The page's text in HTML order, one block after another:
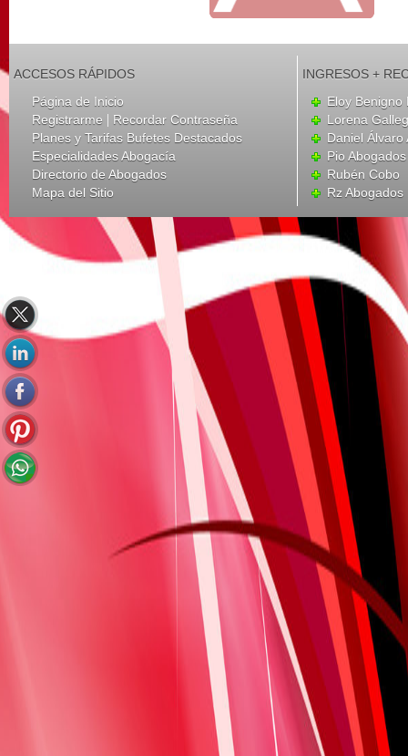
ACCESOS RÁPIDOS
Página de Inicio
Registrarme | Recordar Contraseña
Planes y Tarifas Bufetes Destacados
Especialidades Abogacía
Directorio de Abogados
Mapa del Sitio
INGRESOS +
Eloy Benigno
Lorena
Daniel Álvaro
Pio
Rubén Cobo
Rz Abogados